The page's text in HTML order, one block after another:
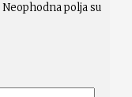
Neophodna polja su